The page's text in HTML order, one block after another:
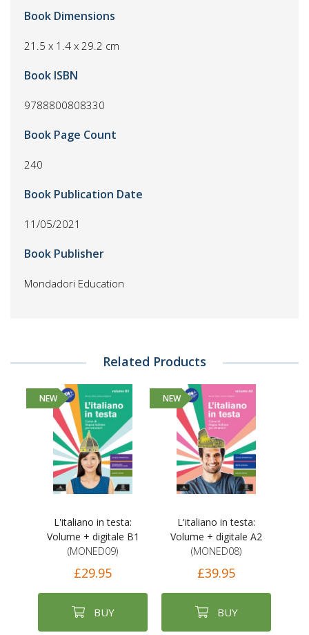
Book Dimensions
21.5 x 1.4 x 29.2 cm
Book ISBN
9788800808330
Book Page Count
240
Book Publication Date
11/05/2021
Book Publisher
Mondadori Education
Related Products
NEW
L'italiano in testa:
Volume + digitale B1
(MONED09)
£29.95
BUY
NEW
L'italiano in testa:
Volume + digitale A2
(MONED08)
£39.95
BUY